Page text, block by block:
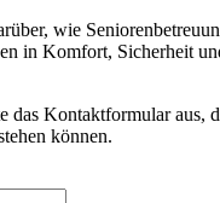
wie
in Komfort, Sicherheit
das Kontaktformular aus,
können.